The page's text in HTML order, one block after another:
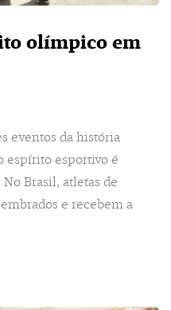
olímpico em
eventos da história
espírito esportivo é
Brasil, atletas de
e recebem a